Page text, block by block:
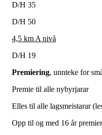
D/H 35
D/H 50
4,5 km A nivå
D/H 19
Premiering, unnteke for
Premie til alle nybyrjarar
Elles til alle lagsmeistarar
Opp til og med 16 år